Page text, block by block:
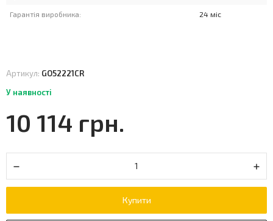
Гарантія виробника: 24 міс
Артикул: GO52221CR
У наявності
10 114 грн.
Купити